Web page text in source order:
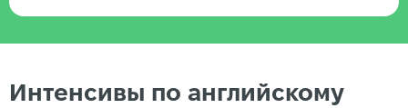
Интенсивы по английскому